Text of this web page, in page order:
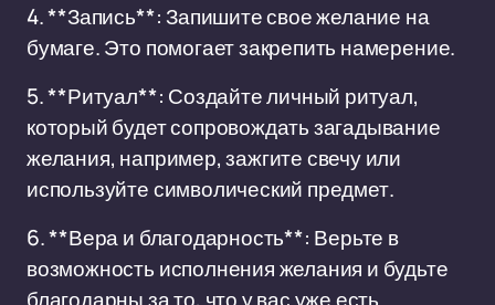
4. **Запись**: Запишите свое желание на
бумаге. Это помогает закрепить намерение.
5. **Ритуал**: Создайте личный ритуал,
который будет сопровождать загадывание
желания, например, зажгите свечу или
используйте символический предмет.
6. **Вера и благодарность**: Верьте в
возможность исполнения желания и будьте